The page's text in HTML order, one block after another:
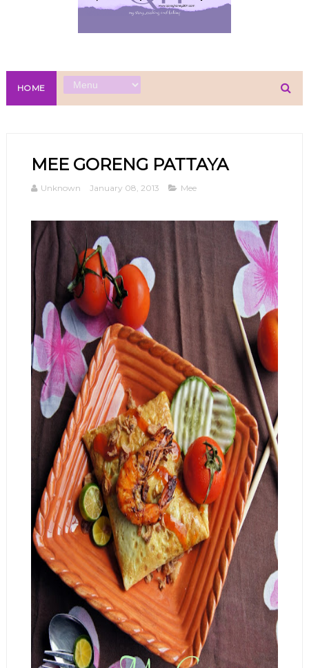
HOME
MEE GORENG PATTAYA
Unknown January 08, 2013 Mee